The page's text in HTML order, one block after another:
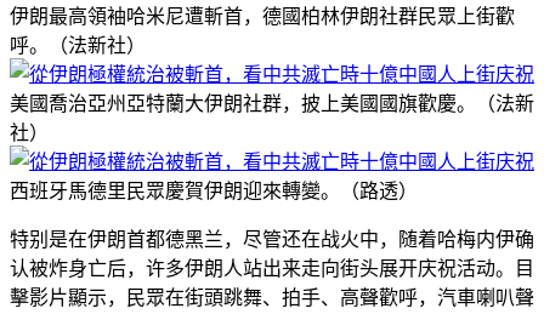
伊朗最高領袖哈米尼遭斬首，德國柏林伊朗社群民眾上街歡
呼。（法新社）
美國喬治亞州亞特蘭大伊朗社群，披上美國國旗歡慶。（法新
社）
西班牙馬德里民眾慶賀伊朗迎來轉變。（路透）
特别是在伊朗首都德黑兰，尽管还在战火中，随着哈梅内伊确
认被炸身亡后，许多伊朗人站出来走向街头展开庆祝活动。目
擊影片顯示，民眾在街頭跳舞、拍手、高聲歡呼，汽車喇叭聲